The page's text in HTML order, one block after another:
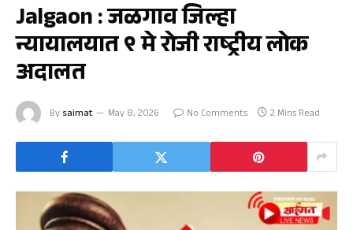
Jalgaon : जळगाव जिल्हा
न्यायालयात ९ मे रोजी राष्ट्रीय लोक
अदालत
By saimat May 8, 2026 No Comments 2 Mins Read